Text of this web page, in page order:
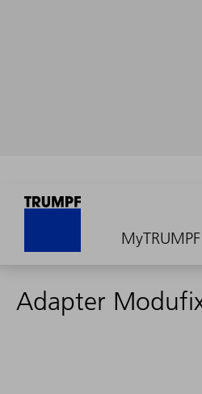
MyTRUMPF
Adapter